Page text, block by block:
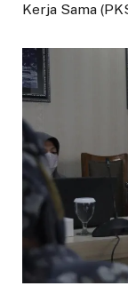
Kerja Sama